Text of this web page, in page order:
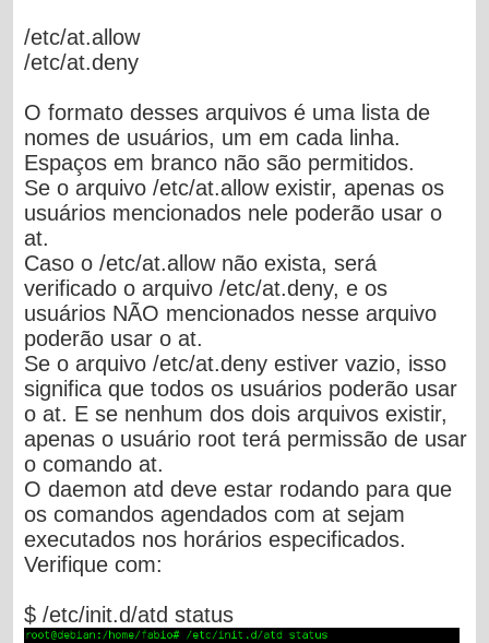
/etc/at.allow
/etc/at.deny
O formato desses arquivos é uma lista de
nomes de usuários, um em cada linha.
Espaços em branco não são permitidos.
Se o arquivo /etc/at.allow existir, apenas os
usuários mencionados nele poderão usar o
at.
Caso o /etc/at.allow não exista, será
verificado o arquivo /etc/at.deny, e os
usuários NÃO mencionados nesse arquivo
poderão usar o at.
Se o arquivo /etc/at.deny estiver vazio, isso
significa que todos os usuários poderão usar
o at. E se nenhum dos dois arquivos existir,
apenas o usuário root terá permissão de usar
o comando at.
O daemon atd deve estar rodando para que
os comandos agendados com at sejam
executados nos horários especificados.
Verifique com:
$ /etc/init.d/atd status